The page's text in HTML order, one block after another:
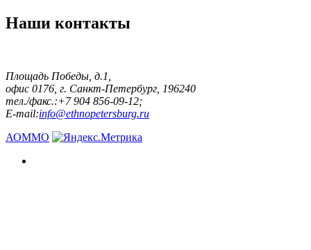
Наши контакты
Площадь Победы, д.1,
офис 0176, г. Санкт-Петербург, 196240
тел./факс.:+7 904 856-09-12;
E-mail:info@ethnopetersburg.ru
АОММО